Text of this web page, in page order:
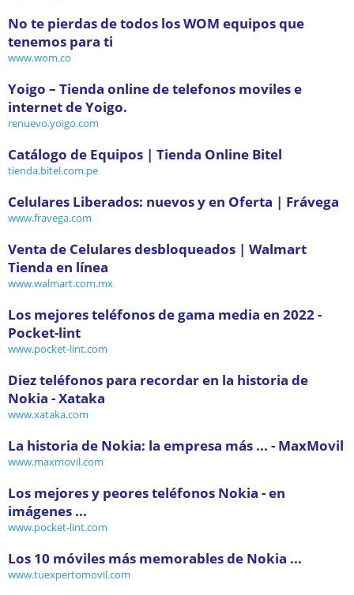
No te pierdas de todos los WOM equipos que
tenemos para ti
www.wom.co
Yoigo – Tienda online de telefonos moviles e
internet de Yoigo.
renuevo.yoigo.com
Catálogo de Equipos | Tienda Online Bitel
tienda.bitel.com.pe
Celulares Liberados: nuevos y en Oferta | Frávega
www.fravega.com
Venta de Celulares desbloqueados | Walmart
Tienda en línea
www.walmart.com.mx
Los mejores teléfonos de gama media en 2022 -
Pocket-lint
www.pocket-lint.com
Diez teléfonos para recordar en la historia de
Nokia - Xataka
www.xataka.com
La historia de Nokia: la empresa más ... - MaxMovil
www.maxmovil.com
Los mejores y peores teléfonos Nokia - en
imágenes ...
www.pocket-lint.com
Los 10 móviles más memorables de Nokia ...
www.tuexpertomovil.com